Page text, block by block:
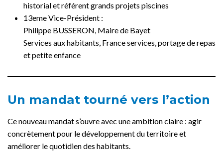
historial et référent grands projets piscines
13eme Vice-Président :
Philippe BUSSERON, Maire de Bayet
Services aux habitants, France services, portage de repas
et petite enfance
Un mandat tourné vers l’action
Ce nouveau mandat s’ouvre avec une ambition claire : agir
concrètement pour le développement du territoire et
améliorer le quotidien des habitants.